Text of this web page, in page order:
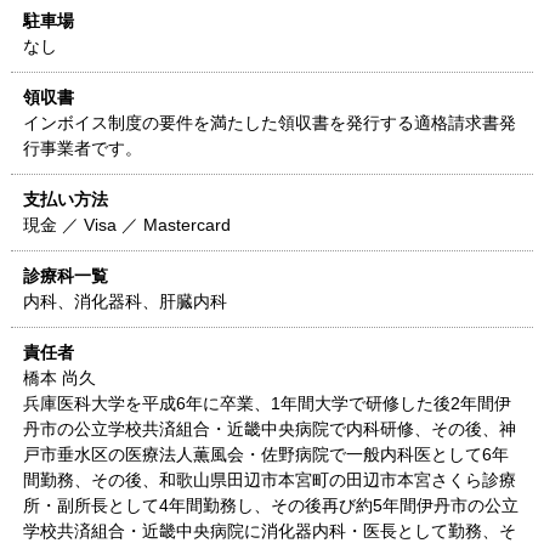
駐車場
なし
領収書
インボイス制度の要件を満たした領収書を発行する適格請求書発
行事業者です。
支払い方法
現金 ／ Visa ／ Mastercard
診療科一覧
内科、消化器科、肝臓内科
責任者
橋本 尚久
兵庫医科大学を平成6年に卒業、1年間大学で研修した後2年間伊
丹市の公立学校共済組合・近畿中央病院で内科研修、その後、神
戸市垂水区の医療法人薫風会・佐野病院で一般内科医として6年
間勤務、その後、和歌山県田辺市本宮町の田辺市本宮さくら診療
所・副所長として4年間勤務し、その後再び約5年間伊丹市の公立
学校共済組合・近畿中央病院に消化器内科・医長として勤務、そ